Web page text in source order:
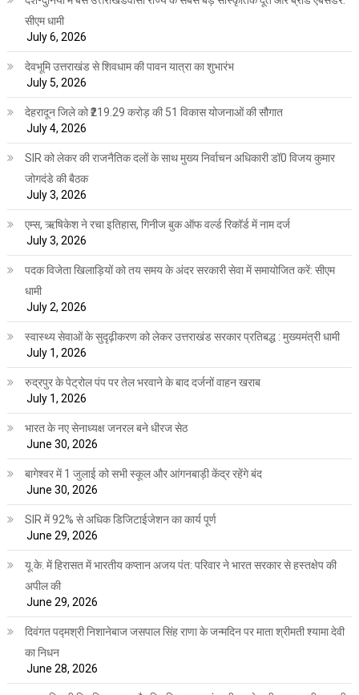
सीएम धामी
July 6, 2026
देवभूमि उत्तराखंड से शिवधाम की पावन यात्रा का शुभारंभ
July 5, 2026
देहरादून जिले को ₹219.29 करोड़ की 51 विकास योजनाओं की सौगात
July 4, 2026
SIR को लेकर की राजनैतिक दलों के साथ मुख्य निर्वाचन अधिकारी डॉ0 विजय कुमार
जोगदंडे की बैठक
July 3, 2026
एम्स, ऋषिकेश ने रचा इतिहास, गिनीज बुक ऑफ वर्ल्ड रिकॉर्ड में नाम दर्ज
July 3, 2026
पदक विजेता खिलाड़ियों को तय समय के अंदर सरकारी सेवा में समायोजित करें: सीएम
धामी
July 2, 2026
स्वास्थ्य सेवाओं के सुदृढ़ीकरण को लेकर उत्तराखंड सरकार प्रतिबद्ध : मुख्यमंत्री धामी
July 1, 2026
रुद्रपुर के पेट्रोल पंप पर तेल भरवाने के बाद दर्जनों वाहन खराब
July 1, 2026
भारत के नए सेनाध्यक्ष जनरल बने धीरज सेठ
June 30, 2026
बागेश्वर में 1 जुलाई को सभी स्कूल और आंगनबाड़ी केंद्र रहेंगे बंद
June 30, 2026
SIR में 92% से अधिक डिजिटाईजेशन का कार्य पूर्ण
June 29, 2026
यू.के. में हिरासत में भारतीय कप्तान अजय पंत: परिवार ने भारत सरकार से हस्तक्षेप की
अपील की
June 29, 2026
दिवंगत पद्मश्री निशानेबाज जसपाल सिंह राणा के जन्मदिन पर माता श्रीमती श्यामा देवी
का निधन
June 28, 2026